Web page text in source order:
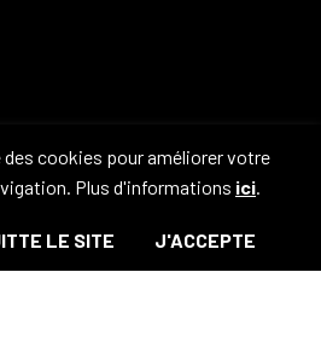
des cookies pour améliorer votre
Plus d'informations ici.
LE SITE J'ACCEPTE
2026 - Camouflage 83